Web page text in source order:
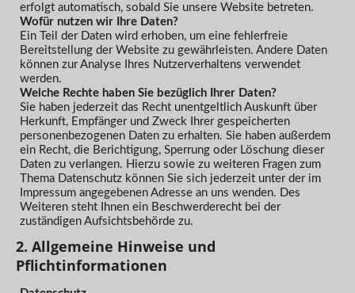
erfolgt automatisch, sobald Sie unsere Website betreten.
Wofür nutzen wir Ihre Daten?
Ein Teil der Daten wird erhoben, um eine fehlerfreie
Bereitstellung der Website zu gewährleisten. Andere Daten
können zur Analyse Ihres Nutzerverhaltens verwendet
werden.
Welche Rechte haben Sie bezüglich Ihrer Daten?
Sie haben jederzeit das Recht unentgeltlich Auskunft über
Herkunft, Empfänger und Zweck Ihrer gespeicherten
personenbezogenen Daten zu erhalten. Sie haben außerdem
ein Recht, die Berichtigung, Sperrung oder Löschung dieser
Daten zu verlangen. Hierzu sowie zu weiteren Fragen zum
Thema Datenschutz können Sie sich jederzeit unter der im
Impressum angegebenen Adresse an uns wenden. Des
Weiteren steht Ihnen ein Beschwerderecht bei der
zuständigen Aufsichtsbehörde zu.
2. Allgemeine Hinweise und
Pflichtinformationen